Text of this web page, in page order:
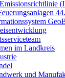
im Landkreis
und